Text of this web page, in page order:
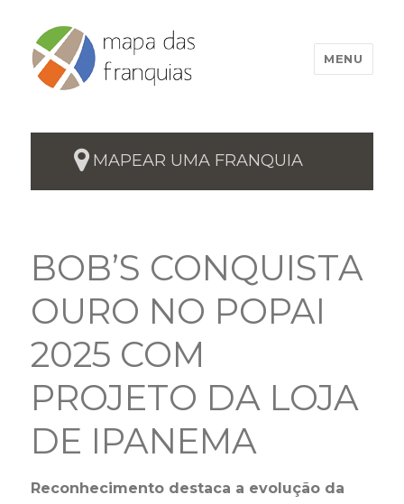
MENU
MAPEAR UMA FRANQUIA
BOB’S CONQUISTA
OURO NO POPAI
2025 COM
PROJETO DA LOJA
DE IPANEMA
Reconhecimento destaca a evolução da